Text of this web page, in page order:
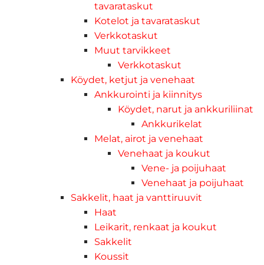
tavarataskut
Kotelot ja tavarataskut
Verkkotaskut
Muut tarvikkeet
Verkkotaskut
Köydet, ketjut ja venehaat
Ankkurointi ja kiinnitys
Köydet, narut ja ankkuriliinat
Ankkurikelat
Melat, airot ja venehaat
Venehaat ja koukut
Vene- ja poijuhaat
Venehaat ja poijuhaat
Sakkelit, haat ja vanttiruuvit
Haat
Leikarit, renkaat ja koukut
Sakkelit
Koussit